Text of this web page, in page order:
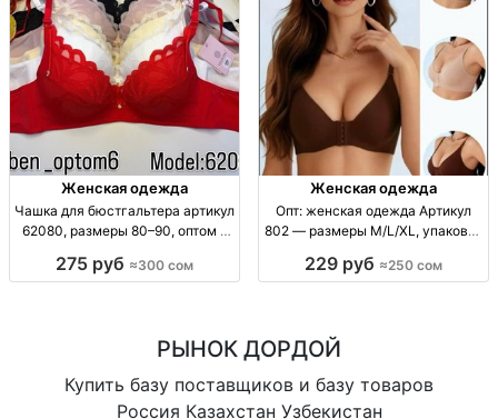
Женская одежда
Чашка для бюстгальтера артикул
62080, размеры 80–90, оптом в
тонкая, р-р 80/85/90, уп. 3 шт.,
275 руб ≈300 сом
Женская одежда
Опт: женская одежда Артикул
802 — размеры M/L/XL, упаковка
802; р-ры M/L/XL; посадка
229 руб ≈250 сом
РЫНОК ДОРДОЙ
Купить базу поставщиков и базу товаров
Россия Казахстан Узбекистан